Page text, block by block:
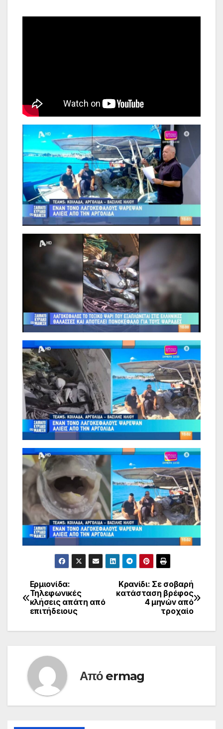
Πλοήγηση
άρθρων
Κρανίδι: Σε σοβαρή
κατάσταση βρέφος
4 μηνών από
τροχαίο
Ερμιονίδα:
Τηλεφωνικές
κλήσεις απάτη από
επιτήδειους
Από ermag